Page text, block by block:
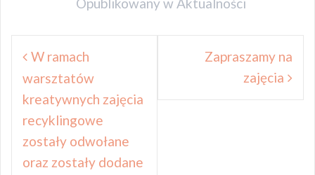
Opublikowany w Aktualności
Nawigacja
wpisu
W ramach
warsztatów
kreatywnych zajęcia
recyklingowe
zostały odwołane
oraz zostały dodane
Zapraszamy na
zajęcia